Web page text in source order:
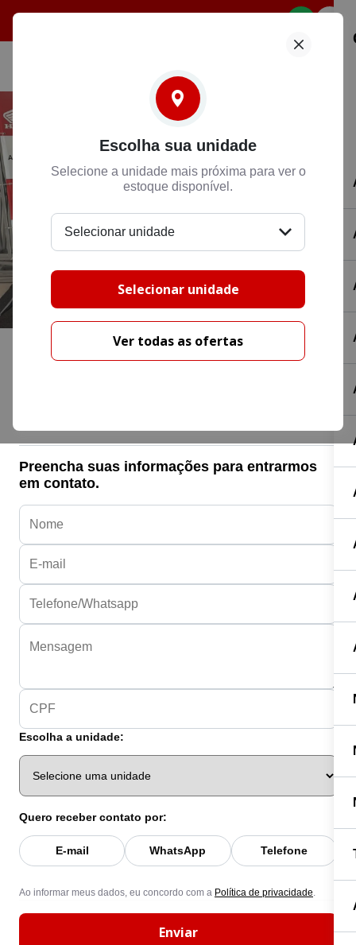
Preencha suas informações para entrarmos
em contato.
Escolha a unidade:
Quero receber contato por:
E-mail WhatsApp Telefone
Ao informar meus dados, eu concordo com a Política de privacidade.
Enviar
Escolha sua unidade
Selecione a unidade mais próxima para ver o
estoque disponível.
Selecionar unidade
Selecionar unidade
Ver todas as ofertas